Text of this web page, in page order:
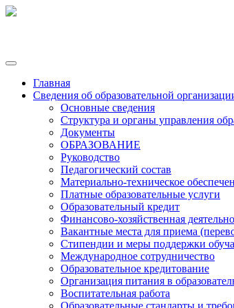
Переключить
навигацииГлавная
Сведения об образовательной
Основные сведения
Структура и органы управления
Документы
ОБРАЗОВАНИЕ
Руководство
Педагогический состав
Материально-техническое
Платные образовательные услуги
Образовательный кредит
Финансово-хозяйственная
Вакантные места для приема
Стипендии и меры поддержки
Международное сотрудничество
Образовательное кредитование
Организация питания в
Воспитательная работа
Образовательные стандарты и